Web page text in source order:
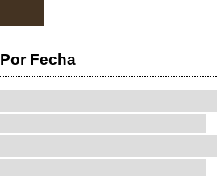
Por Fecha